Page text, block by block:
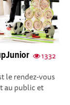
1332
le rendez-vous
au public et